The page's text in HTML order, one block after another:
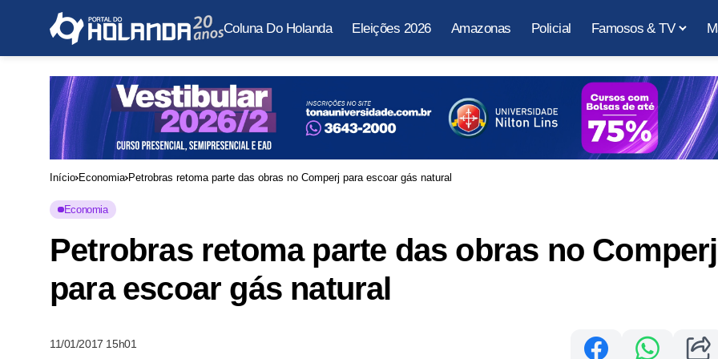
Coluna Do Holanda Eleições 2026 Amazonas Policial Famosos & TV
Início Economia Petrobras retoma parte das obras no Comperj para escoar gás natural
Economia
Petrobras retoma parte das obras no Comperj
para escoar gás natural
11/01/2017 15h01